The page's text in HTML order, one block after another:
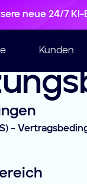
neue 24/7
Kunden
–